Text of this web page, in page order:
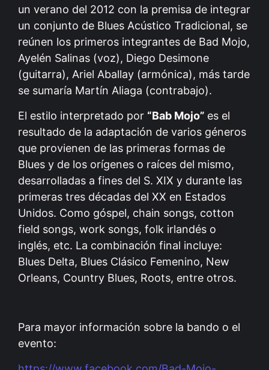
un verano del 2012 con la premisa de integrar
un conjunto de Blues Acústico Tradicional, se
reúnen los primeros integrantes de Bad Mojo,
Ayelén Salinas (voz), Diego Desimone
(guitarra), Ariel Aballay (armónica), más tarde
se sumaría Martín Aliaga (contrabajo).
El estilo interpretado por “Bab Mojo” es el
resultado de la adaptación de varios géneros
que provienen de las primeras formas de
Blues y de los orígenes o raíces del mismo,
desarrolladas a fines del S. XIX y durante las
primeras tres décadas del XX en Estados
Unidos. Como góspel, chain songs, cotton
field songs, work songs, folk irlandés o
inglés, etc. La combinación final incluye:
Blues Delta, Blues Clásico Femenino, New
Orleans, Country Blues, Roots, entre otros.
Para mayor información sobre la bando o el
evento: